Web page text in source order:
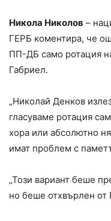
Никола Николов –
ГЕРБ коментира, че
ПП-ДБ само ротация
Габриел.
„Николай Денков
гласуваме ротация
хора или абсолютно
имат проблем с
„Този вариант беше
но беше отхвърлен